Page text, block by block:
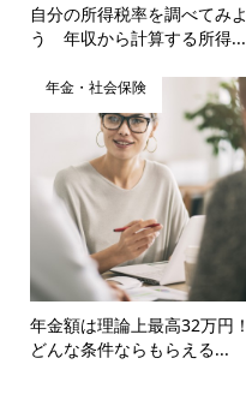
自分の所得税率を調べてみよ
う 年収から計算する所得...
年金・社会保険
年金額は理論上最高32万円！
どんな条件ならもらえる...